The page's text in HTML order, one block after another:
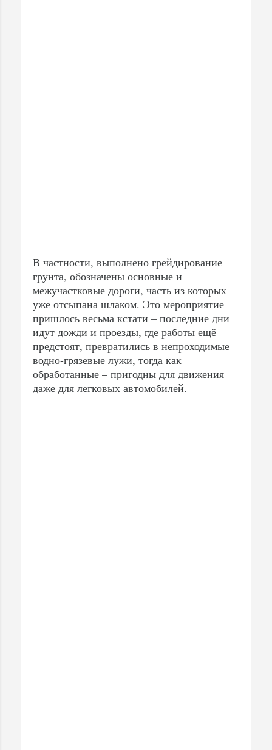
В частности, выполнено грейдирование
грунта, обозначены основные и
межучастковые дороги, часть из которых
уже отсыпана шлаком. Это мероприятие
пришлось весьма кстати – последние дни
идут дожди и проезды, где работы ещё
предстоят, превратились в непроходимые
водно-грязевые лужи, тогда как
обработанные – пригодны для движения
даже для легковых автомобилей.